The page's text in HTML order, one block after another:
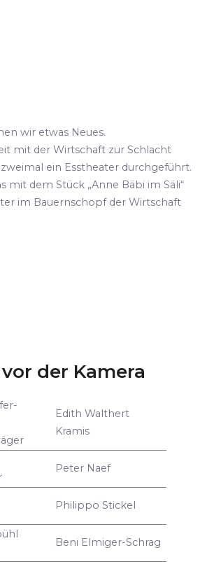
wir etwas Neues.
mit der Wirtschaft zur Schlacht
ein Esstheater durchgeführt.
mit dem Stück „Anne Bäbi im Säli“
im Bauernschopf der Wirtschaft
der Kamera
Edith Walthert
Kramis
Peter Naef
Philippo Stickel
Beni Elmiger-Schrag